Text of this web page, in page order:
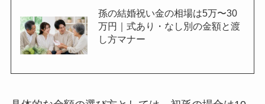
孫の結婚祝い金の相場は5万〜30
万円｜式あり・なし別の金額と渡
し方マナー